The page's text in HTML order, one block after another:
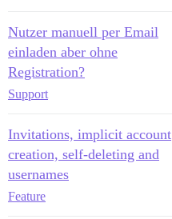
Nutzer manuell per Email
einladen aber ohne
Registration?
Support
Invitations, implicit account
creation, self-deleting and
usernames
Feature